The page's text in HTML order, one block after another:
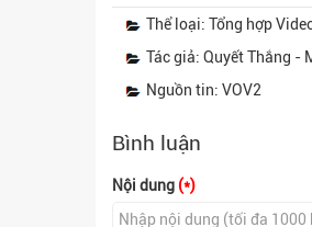
Thể loại: Tổng hợp
Tác giả: Quyết Thắng -
Nguồn tin: VOV2
Bình luận
Nội dung (*)